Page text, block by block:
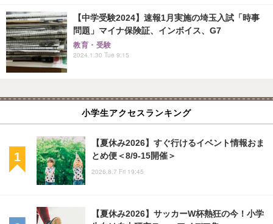
【中学受験2024】速報1月実施の埼玉入試「時事
問題」マイナ保険証、インボイス、G7
教育・受験
2024.1.30 Tue 9:15
小学生アクセスランキング
【夏休み2026】すぐ行けるイベント情報おま
とめ便＜8/9-15開催＞
2026.8.7 Fri 19:45
【夏休み2026】サッカーW杯熱狂の今！小学